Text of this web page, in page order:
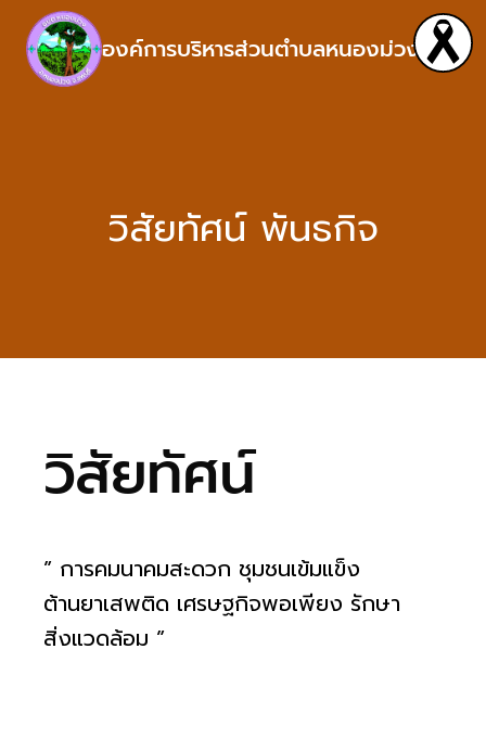
องค์การบริหารส่วนตำบลหนองม่วง
วิสัยทัศน์ พันธกิจ
วิสัยทัศน์
” การคมนาคมสะดวก ชุมชนเข้มแข็ง
ต้านยาเสพติด เศรษฐกิจพอเพียง รักษา
สิ่งแวดล้อม ”